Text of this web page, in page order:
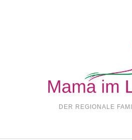
DER REGIONALE